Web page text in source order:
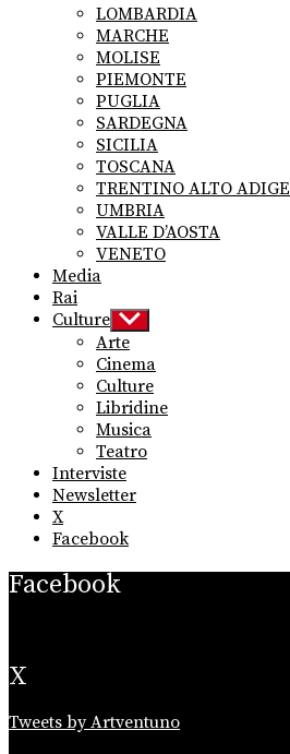
LOMBARDIA
MARCHE
MOLISE
PIEMONTE
PUGLIA
SARDEGNA
SICILIA
TOSCANA
TRENTINO ALTO ADIGE
UMBRIA
VALLE D’AOSTA
VENETO
Media
Rai
Culture Show
sub
menu
Arte
Cinema
Culture
Libridine
Musica
Teatro
Interviste
Newsletter
X
Facebook
Facebook
X
Tweets by Artventuno